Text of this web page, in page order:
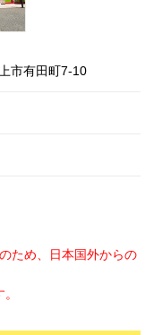
市有田町7-10
ため、日本国外からの